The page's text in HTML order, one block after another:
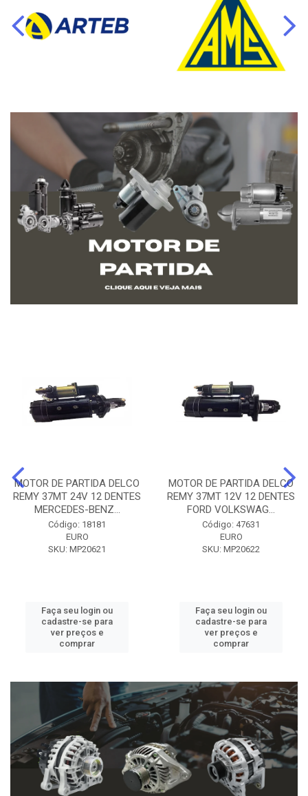
MOTOR DE PARTIDA DELCO
REMY 37MT 24V 12 DENTES
MERCEDES-BENZ...
Código: 18181
EURO
SKU: MP20621
Faça seu login ou
cadastre-se para
ver preços e
comprar
MOTOR DE PARTIDA DELCO
REMY 37MT 12V 12 DENTES
FORD VOLKSWAG...
Código: 47631
EURO
SKU: MP20622
Faça seu login ou
cadastre-se para
ver preços e
comprar